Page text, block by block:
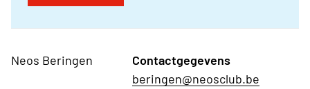
Neos Beringen
Contactgegevens
beringen@neosclub.be